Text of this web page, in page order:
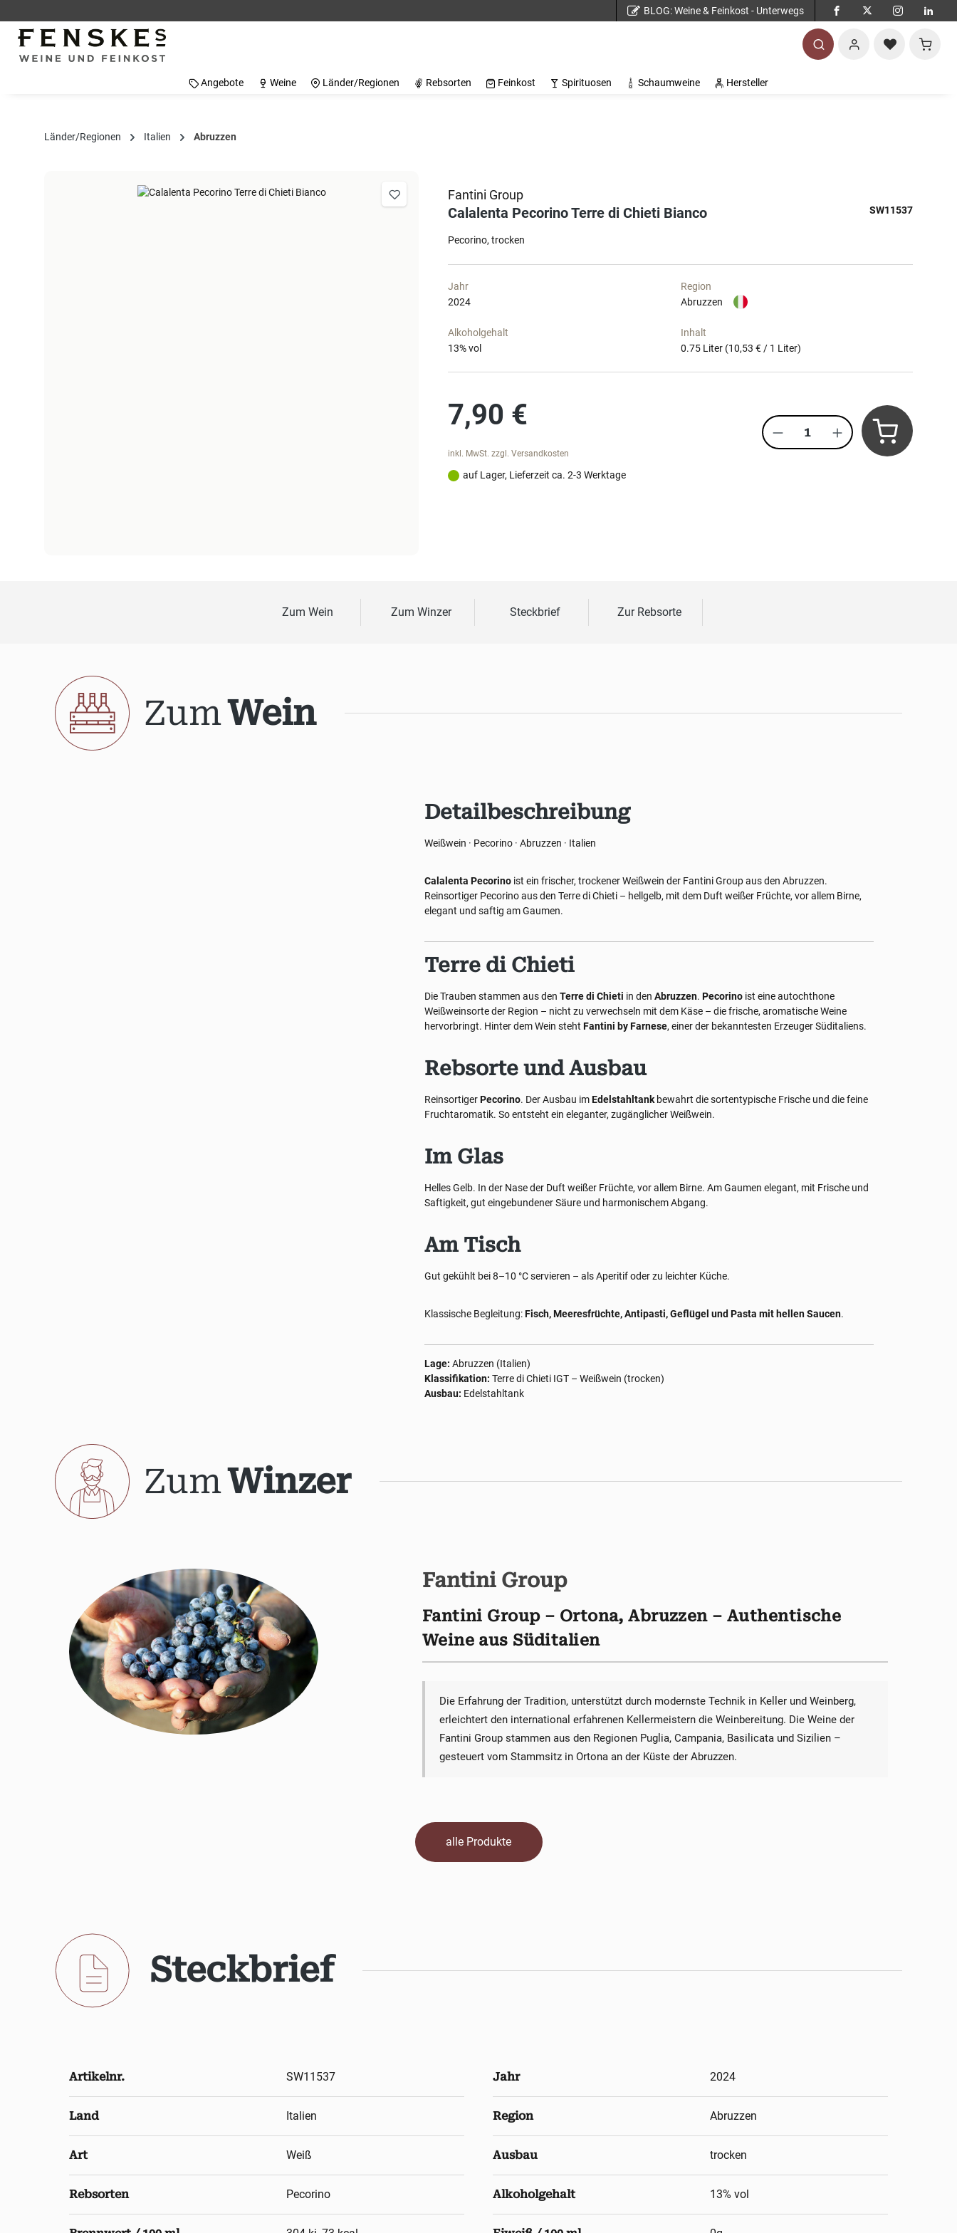
BLOG: Weine & Feinkost - Unterwegs
Angebote Weine Länder/Regionen Rebsorten Feinkost Spirituosen Schaumweine Hersteller
Länder/Regionen Italien Abruzzen
Fantini Group
Calalenta Pecorino Terre di Chieti Bianco SW11537
Pecorino trocken
Jahr
2024
Region
Abruzzen
Alkoholgehalt
13% vol
Inhalt
0.75 Liter (10,53 € / 1 Liter)
7,90 €
inkl. MwSt. zzgl. Versandkosten
Produkt Anzahl: Gib den
auf Lager, Lieferzeit ca. 2-3 Werktage
Zum Wein Zum Winzer Steckbrief Zur Rebsorte
ZumWein
Detailbeschreibung
Weißwein · Pecorino · Abruzzen · Italien
Calalenta Pecorino ist ein frischer, trockener Weißwein der Fantini Group aus den Abruzzen.
Reinsortiger Pecorino aus den Terre di Chieti – hellgelb, mit dem Duft weißer Früchte, vor allem Birne,
elegant und saftig am Gaumen.
Terre di Chieti
Die Trauben stammen aus denTerre di Chieti in denAbruzzen.Pecorino ist eine autochthone
Weißweinsorte der Region – nicht zu verwechseln mit dem Käse – die frische, aromatische Weine
hervorbringt. Hinter dem Wein stehtFantini by Farnese, einer der bekanntesten Erzeuger Süditaliens.
Rebsorte und Ausbau
ReinsortigerPecorino. Der Ausbau imEdelstahltank bewahrt die sortentypische Frische und die feine
Fruchtaromatik. So entsteht ein eleganter, zugänglicher Weißwein.
Im Glas
Helles Gelb. In der Nase der Duft weißer Früchte, vor allem Birne. Am Gaumen elegant, mit Frische und
Saftigkeit, gut eingebundener Säure und harmonischem Abgang.
Am Tisch
Gut gekühlt bei 8–10 °C servieren – als Aperitif oder zu leichter Küche.
Klassische Begleitung:Fisch, Meeresfrüchte, Antipasti, Geflügel und Pasta mit hellen Saucen.
Lage: Abruzzen (Italien)
Klassifikation: Terre di Chieti IGT – Weißwein (trocken)
Ausbau: Edelstahltank
ZumWinzer
Fantini Group
Fantini Group – Ortona, Abruzzen – Authentische
Weine aus Süditalien
Die Erfahrung der Tradition, unterstützt durch modernste Technik in Keller und Weinberg,
erleichtert den international erfahrenen Kellermeistern die Weinbereitung. Die Weine der
Fantini Group stammen aus den Regionen Puglia, Campania, Basilicata und Sizilien –
gesteuert vom Stammsitz in Ortona an der Küste der Abruzzen.
alle Produkte
Steckbrief
Artikelnr. SW11537 Jahr 2024
Land Italien Region Abruzzen
Art Weiß Ausbau trocken
Rebsorten Pecorino Alkoholgehalt 13% vol